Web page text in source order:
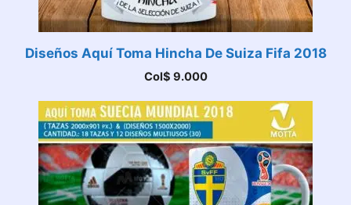
Diseños Aquí Toma Hincha De Suiza Fifa 2018
Col$ 9.000